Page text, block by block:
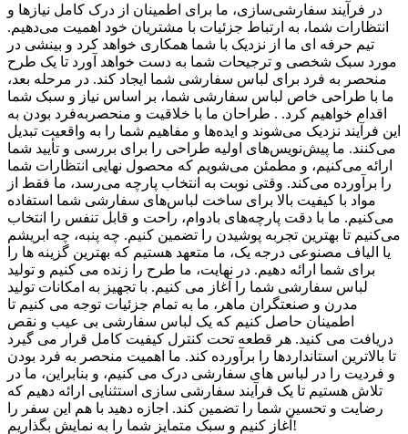
در فرآیند سفارشی‌سازی، ما برای اطمینان از درک کامل نیازها و
انتظارات شما، به ارتباط جزئیات با مشتریان خود اهمیت می‌دهیم.
تیم حرفه ای ما از نزدیک با شما همکاری خواهد کرد و بینشی در
مورد سبک شخصی و ترجیحات شما به دست خواهد آورد تا یک طرح
منحصر به فرد برای لباس سفارشی شما ایجاد کند. در مرحله بعد،
ما با طراحی خاص لباس سفارشی شما، بر اساس نیاز و سبک شما
اقدام خواهیم کرد. . طراحان ما با خلاقیت و منحصربه‌فرد بودن به
این فرآیند نزدیک می‌شوند و ایده‌ها و مفاهیم شما را به واقعیت تبدیل
می‌کنند. ما پیش‌نویس‌های اولیه طراحی را برای بررسی و تأیید شما
ارائه می‌کنیم، و مطمئن می‌شویم که محصول نهایی انتظارات شما
را برآورده می‌کند. وقتی نوبت به انتخاب پارچه می‌رسد، ما فقط از
مواد با کیفیت بالا برای ساخت لباس‌های سفارشی شما استفاده
می‌کنیم. ما با دقت پارچه‌های بادوام، راحت و قابل تنفس را انتخاب
می‌کنیم تا بهترین تجربه پوشیدن را تضمین کنیم. چه پنبه، چه ابریشم
یا الیاف مصنوعی درجه یک، ما متعهد هستیم که بهترین گزینه ها را
برای شما ارائه دهیم. در نهایت، ما طرح را زنده می کنیم و تولید
لباس سفارشی شما را آغاز می کنیم. با تجهیز به امکانات تولید
مدرن و صنعتگران ماهر، ما به تمام جزئیات توجه می کنیم تا
اطمینان حاصل کنیم که یک لباس سفارشی بی عیب و نقص
دریافت می کنید. هر قطعه تحت کنترل کیفیت کامل قرار می گیرد
تا بالاترین استانداردها را برآورده کند. ما اهمیت منحصر به فرد بودن
و فردیت را در لباس های سفارشی درک می کنیم، و بنابراین، ما در
تلاش هستیم تا یک فرآیند سفارشی سازی استثنایی ارائه دهیم که
رضایت و تحسین شما را تضمین کند. اجازه دهید با هم این سفر را
آغاز کنیم و سبک متمایز شما را به نمایش بگذاریم!